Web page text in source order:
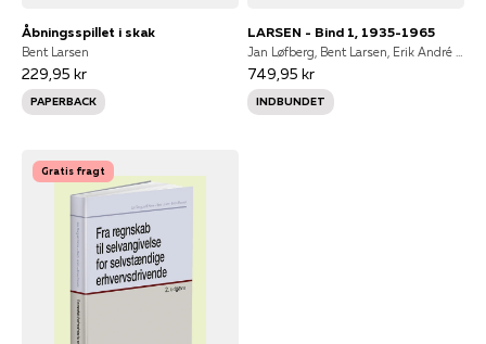
Åbningsspillet i skak
Bent Larsen
229,95 kr
PAPERBACK
LARSEN - Bind 1, 1935-1965
Jan Løfberg, Bent Larsen, Erik André Andersen
749,95 kr
INDBUNDET
Gratis fragt